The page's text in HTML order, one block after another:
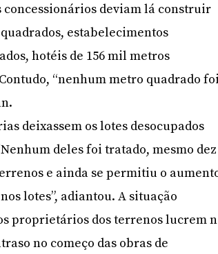
concessionários deviam lá construir
estabelecimentos
hotéis de 156 mil metros
“nenhum metro quadrado
deixassem os lotes desocupados
deles foi tratado, mesmo dez
e ainda se permitiu o
lotes”, adiantou. A situação
proprietários dos terrenos lucrem
no começo das obras de